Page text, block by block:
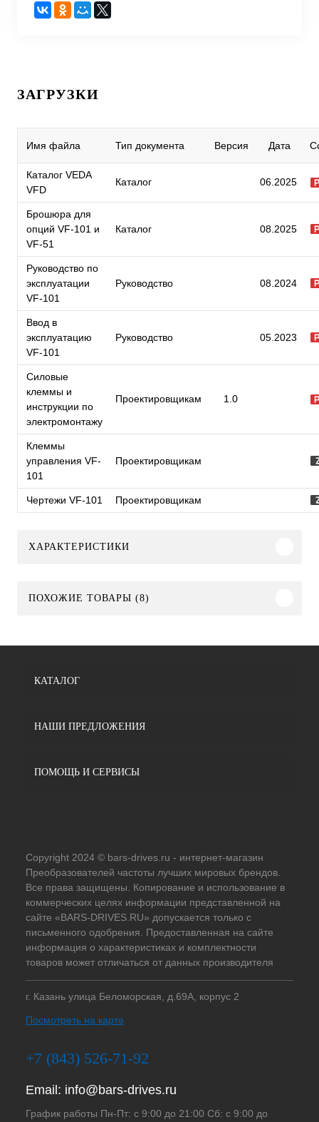
ЗАГРУЗКИ
Имя файла Тип документа Версия Дата
Каталог VEDA
VFD
Каталог 06.2025
Брошюра для
опций VF-101 и
VF-51
Каталог 08.2025
Руководство по
эксплуатации
VF-101
Руководство 08.2024
Ввод в
эксплуатацию
VF-101
Руководство 05.2023
Силовые
клеммы и
инструкции по
электромонтажу
Проектировщикам 1.0
Клеммы
управления VF-
101
Проектировщикам
Чертежи VF-101 Проектировщикам
ХАРАКТЕРИСТИКИ
ПОХОЖИЕ ТОВАРЫ (8)
КАТАЛОГ
НАШИ ПРЕДЛОЖЕНИЯ
ПОМОЩЬ И СЕРВИСЫ
Copyright 2024 © bars-drives.ru - интернет-магазин
Преобразователей частоты лучших мировых брендов.
Все права защищены. Копирование и использование в
коммерческих целях информации представленной на
сайте «BARS-DRIVES.RU» допускается только с
письменного одобрения. Предоставленная на сайте
информация о характеристиках и комплектности
товаров может отличаться от данных производителя
г. Казань улица Беломорская, д.69А, корпус 2
Посмотреть на карте
+7 (843) 526-71-92
Email: info@bars-drives.ru
График работы Пн-Пт: с 9:00 до 21:00 Сб: с 9:00 до